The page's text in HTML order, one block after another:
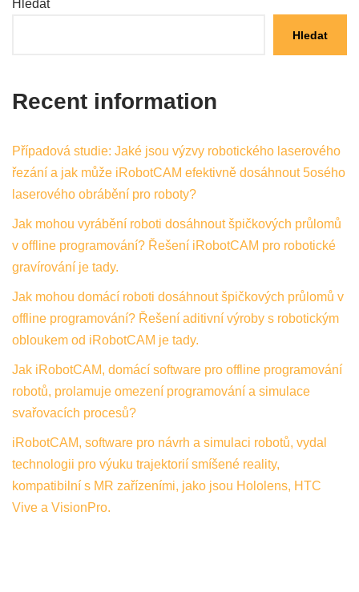
Hledat
Hledat
Recent information
Případová studie: Jaké jsou výzvy robotického laserového
řezání a jak může iRobotCAM efektivně dosáhnout 5osého
laserového obrábění pro roboty?
Jak mohou vyrábění roboti dosáhnout špičkových průlomů
v offline programování? Řešení iRobotCAM pro robotické
gravírování je tady.
Jak mohou domácí roboti dosáhnout špičkových průlomů v
offline programování? Řešení aditivní výroby s robotickým
obloukem od iRobotCAM je tady.
Jak iRobotCAM, domácí software pro offline programování
robotů, prolamuje omezení programování a simulace
svařovacích procesů?
iRobotCAM, software pro návrh a simulaci robotů, vydal
technologii pro výuku trajektorií smíšené reality,
kompatibilní s MR zařízeními, jako jsou Hololens, HTC
Vive a VisionPro.